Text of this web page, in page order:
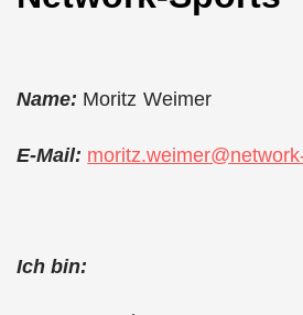
Name: Moritz Weimer
E-Mail:
Ich bin: